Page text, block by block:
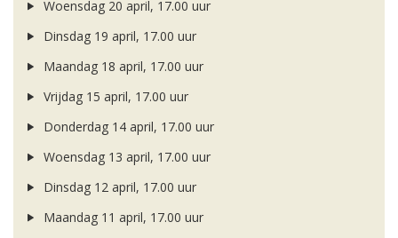
Woensdag 20 april, 17.00 uur
Dinsdag 19 april, 17.00 uur
Maandag 18 april, 17.00 uur
Vrijdag 15 april, 17.00 uur
Donderdag 14 april, 17.00 uur
Woensdag 13 april, 17.00 uur
Dinsdag 12 april, 17.00 uur
Maandag 11 april, 17.00 uur